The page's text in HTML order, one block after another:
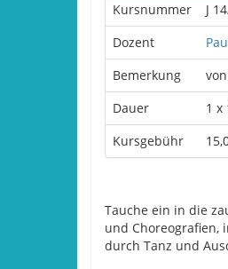
Kursnummer
J
Dozent
Bemerkung
Dauer
1 x
Kursgebühr
Tauche ein in die
und Choreografien,
durch Tanz und